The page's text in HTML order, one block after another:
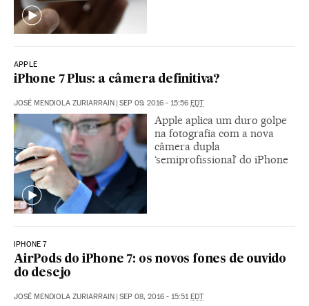
APPLE
iPhone 7 Plus: a câmera definitiva?
JOSÉ MENDIOLA ZURIARRAIN | SEP 09, 2016 - 15:56 EDT
Apple aplica um duro golpe
na fotografia com a nova
câmera dupla
‘semiprofissional’ do iPhone
IPHONE 7
AirPods do iPhone 7: os novos fones de ouvido
do desejo
JOSÉ MENDIOLA ZURIARRAIN | SEP 08, 2016 - 15:51 EDT